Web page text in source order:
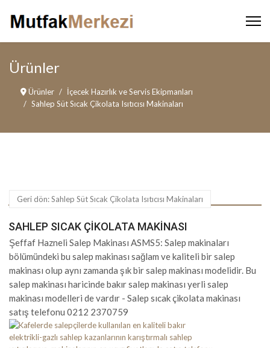
Ürünler
Ürünler
İçecek Hazırlık ve Servis Ekipmanları
Sahlep Süt Sıcak Çikolata Isıtıcısı Makinaları
Geri dön: Sahlep Süt Sıcak Çikolata Isıtıcısı Makinaları
SAHLEP SICAK ÇIKOLATA MAKINASI
Şeffaf Hazneli Salep Makinası ASMS5: Salep makinaları
bölümündeki bu salep makinası sağlam ve kaliteli bir salep
makinası olup aynı zamanda şık bir salep makinası modelidir. Bu
salep makinası haricinde bakır salep makinası yerli salep
makinası modelleri de vardır - Salep sıcak çikolata makinası
satış telefonu 0212 2370759